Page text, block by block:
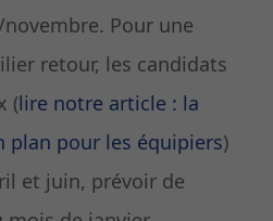
Pour une
retour, les candidats
(lire notre article : la
pour les équipiers)
et juin, prévoir de